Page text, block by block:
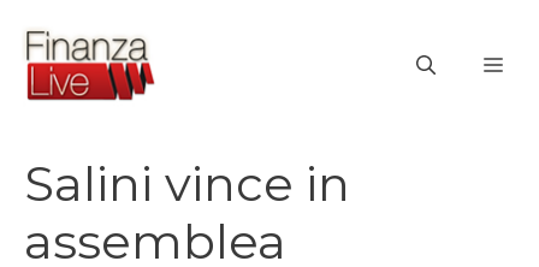
contenuto
Salini vince in
assemblea